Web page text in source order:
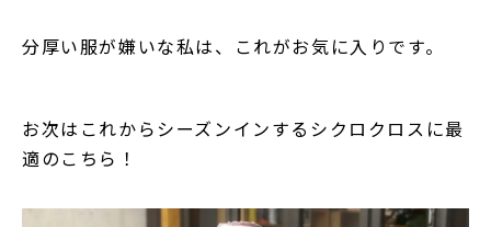
分厚い服が嫌いな私は、これがお気に入りです。
お次はこれからシーズンインするシクロクロスに最
適のこちら！